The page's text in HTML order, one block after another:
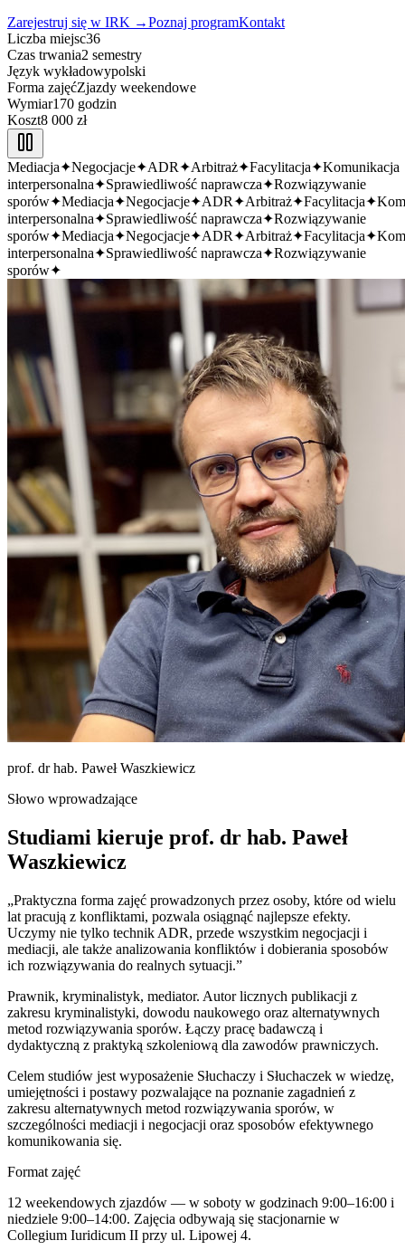
Zarejestruj się w IRK →Poznaj programKontakt
Liczba miejsc36
Czas trwania2 semestry
Język wykładowypolski
Forma zajęćZjazdy weekendowe
Wymiar170 godzin
Koszt8 000 zł
Mediacja✦Negocjacje✦ADR✦Arbitraż✦Facylitacja✦Komunikacja
interpersonalna✦Sprawiedliwość naprawcza✦Rozwiązywanie
sporów✦Mediacja✦Negocjacje✦ADR✦Arbitraż✦Facylitacja✦
interpersonalna✦Sprawiedliwość naprawcza✦Rozwiązywanie
sporów✦Mediacja✦Negocjacje✦ADR✦Arbitraż✦Facylitacja✦
interpersonalna✦Sprawiedliwość naprawcza✦Rozwiązywanie
sporów✦
prof. dr hab. Paweł Waszkiewicz
Słowo wprowadzające
Studiami kieruje prof. dr hab. Paweł
Waszkiewicz
„Praktyczna forma zajęć prowadzonych przez osoby, które od wielu
lat pracują z konfliktami, pozwala osiągnąć najlepsze efekty.
Uczymy nie tylko technik ADR, przede wszystkim negocjacji i
mediacji, ale także analizowania konfliktów i dobierania sposobów
ich rozwiązywania do realnych sytuacji.”
Prawnik, kryminalistyk, mediator. Autor licznych publikacji z
zakresu kryminalistyki, dowodu naukowego oraz alternatywnych
metod rozwiązywania sporów. Łączy pracę badawczą i
dydaktyczną z praktyką szkoleniową dla zawodów prawniczych.
Celem studiów jest wyposażenie Słuchaczy i Słuchaczek w wiedzę,
umiejętności i postawy pozwalające na poznanie zagadnień z
zakresu alternatywnych metod rozwiązywania sporów, w
szczególności mediacji i negocjacji oraz sposobów efektywnego
komunikowania się.
Format zajęć
12 weekendowych zjazdów — w soboty w godzinach 9:00–16:00 i
niedziele 9:00–14:00. Zajęcia odbywają się stacjonarnie w
Collegium Iuridicum II przy ul. Lipowej 4.